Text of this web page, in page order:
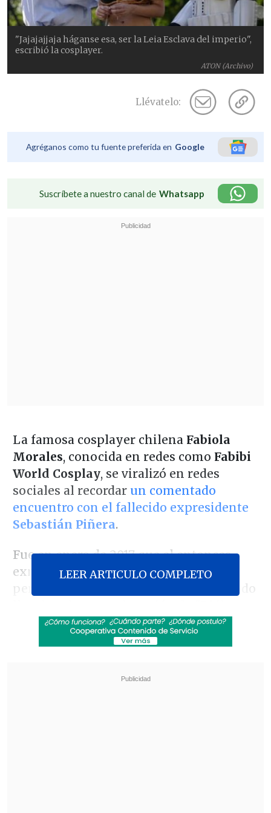
ATON (Archivo)
"Jajajajjaja háganse esa, ser la Leia Esclava del imperio",
escribió la cosplayer.
Llévatelo:
Agréganos como tu fuente preferida en Google
Suscríbete a nuestro canal de Whatsapp
La famosa cosplayer chilena Fabiola
Morales, conocida en redes como Fabibi
World Cosplay, se viralizó en redes
sociales al recordar un comentado
encuentro con el fallecido expresidente
Sebastián Piñera.
Fue en enero de 2017 que el entonces
exmandatario se fotografió con
personajes de la saga "Star Wars" cuando
de Futuro", organizado por Avanza Chile.
Medio especializado postula a Mariana Di
LEER ARTICULO COMPLETO